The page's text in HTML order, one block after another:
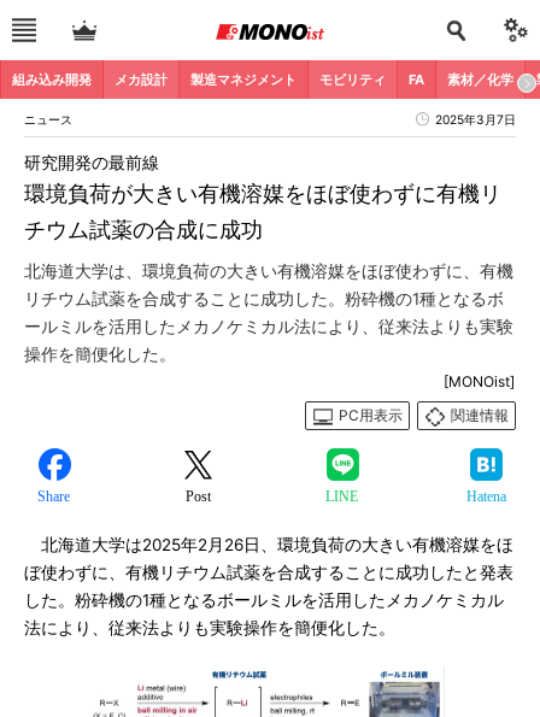
組み込み開発 メカ設計 製造マネジメント モビリティ FA 素材／化学
ニュース 2025年3月7日
環境負荷が大きい有機溶媒をほぼ使わずに有機リ
チウム試薬の合成に成功
研究開発の最前線
北海道大学は、環境負荷の大きい有機溶媒をほぼ使わずに、有機
リチウム試薬を合成することに成功した。粉砕機の1種となるボ
ールミルを活用したメカノケミカル法により、従来法よりも実験
操作を簡便化した。
[MONOist]
PC用表示
関連情報
Share Post LINE Hatena
北海道大学は2025年2月26日、環境負荷の大きい有機溶媒をほ
ぼ使わずに、有機リチウム試薬を合成することに成功したと発表
した。粉砕機の1種となるボールミルを活用したメカノケミカル
法により、従来法よりも実験操作を簡便化した。